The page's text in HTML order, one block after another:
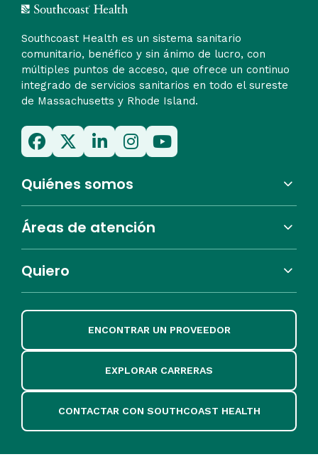
Southcoast Health es un sistema sanitario
comunitario, benéfico y sin ánimo de lucro, con
múltiples puntos de acceso, que ofrece un continuo
integrado de servicios sanitarios en todo el sureste
de Massachusetts y Rhode Island.
Quiénes somos
Áreas de atención
Quiero
ENCONTRAR UN PROVEEDOR
EXPLORAR CARRERAS
CONTACTAR CON SOUTHCOAST HEALTH